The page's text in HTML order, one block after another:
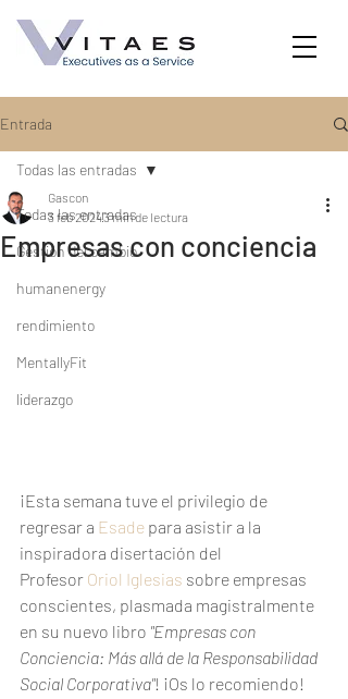
Entrada
Todas las entradas
Gestión del cambio
humanenergy
rendimiento
MentallyFit
liderazgo
Todas las entradas
Empresas con conciencia
Gascon
3 feb 20243 min de lectura
¡Esta semana tuve el privilegio de
regresar a Esade para asistir a la
inspiradora disertación del
Profesor Oriol Iglesias sobre empresas
conscientes, plasmada magistralmente
en su nuevo libro "Empresas con
Conciencia: Más allá de la Responsabilidad
Social Corporativa"! ¡Os lo recomiendo!